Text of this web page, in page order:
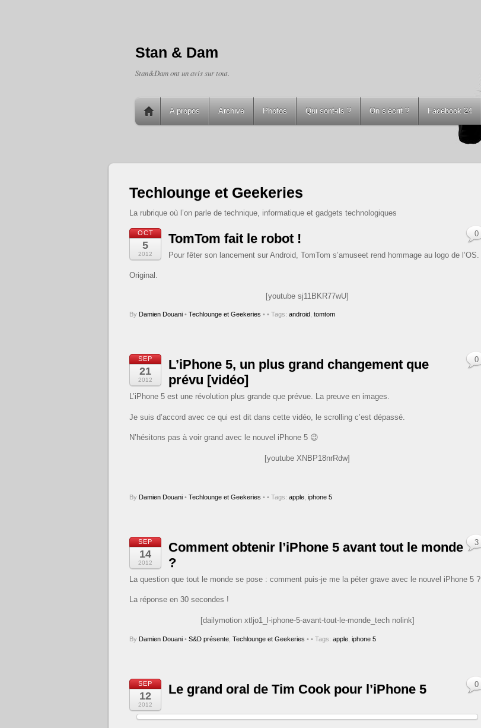
Stan & Dam
Stan&Dam ont un avis sur tout.
A propos Archive Photos Qui sont-ils ? On s’écrit ? Facebook 24
Techlounge et Geekeries
La rubrique où l’on parle de technique, informatique et gadgets technologiques
OCT
5
2012
TomTom fait le robot !
Pour fêter son lancement sur Android, TomTom s’amuseet rend hommage au logo de l’OS.
Original.
[youtube sj11BKR77wU]
By Damien Douani • Techlounge et Geekeries •
0
• Tags: android tomtom
SEP
21
2012
L’iPhone 5, un plus grand changement que
prévu [vidéo]
L’iPhone 5 est une révolution plus grande que prévue. La preuve en images.
Je suis d’accord avec ce qui est dit dans cette vidéo, le scrolling c’est dépassé.
N’hésitons pas à voir grand avec le nouvel iPhone 5 😉
[youtube XNBP18nrRdw]
By Damien Douani • Techlounge et Geekeries •
0
• Tags: apple iphone 5
SEP
14
2012
Comment obtenir l’iPhone 5 avant tout le monde
?
La question que tout le monde se pose : comment puis-je me la péter grave avec le nouvel iPhone 5 ?
La réponse en 30 secondes !
[dailymotion xtljo1_l-iphone-5-avant-tout-le-monde_tech nolink]
By Damien Douani • S&D présente Techlounge et Geekeries •
3
• Tags: apple iphone 5
SEP
12
2012
Le grand oral de Tim Cook pour l’iPhone 5 0